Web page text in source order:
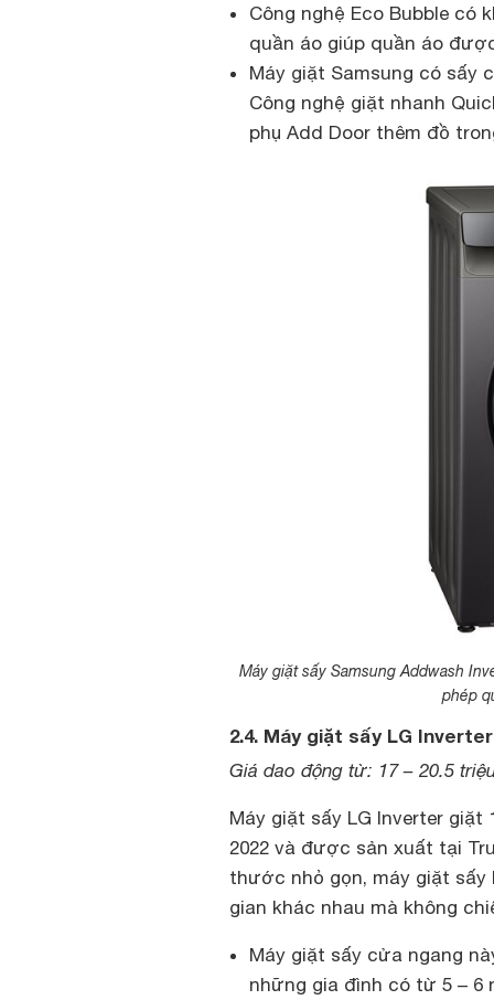
Công nghệ Eco Bubble có
quần áo giúp quần áo
Máy giặt Samsung có
Công nghệ giặt nhanh
phụ Add Door thêm đồ
Máy giặt sấy Samsung Addwash
phép
2.4. Máy giặt sấy LG
Giá dao động từ: 17 – 20.5
Máy giặt sấy LG Inverter giặt
2022 và được sản xuất tại
thước nhỏ gọn, máy giặt
gian khác nhau mà không
Máy giặt sấy cửa ngang
những gia đình có từ 5 –